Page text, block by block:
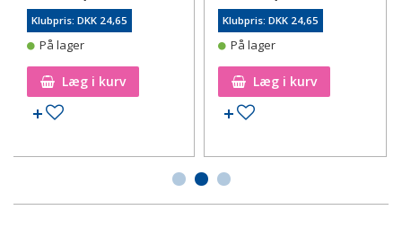
Klubpris: DKK 24,65
På lager
Læg i kurv
Tilføj til ønskeseddel
Klubpris: DKK 24,65
På lager
Læg i kurv
Tilføj til ønskeseddel